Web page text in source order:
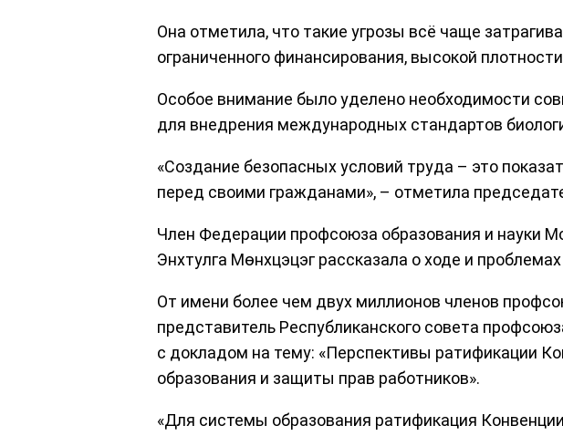
Она отметила, что такие угрозы всё чаще
ограниченного финансирования, высокой
Особое внимание было уделено необходимости
для внедрения международных стандартов
«Создание безопасных условий труда – это
перед своими гражданами», – отметила
Член Федерации профсоюза образования и науки
Энхтулга Мөнхцэцэг рассказала о ходе и
От имени более чем двух миллионов членов
представитель Республиканского совета
с докладом на тему: «Перспективы ратификации
образования и защиты прав работников».
«Для системы образования ратификация